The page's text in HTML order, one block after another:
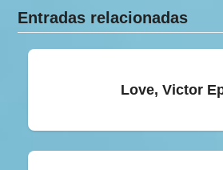
Entradas relacionadas
Love, Victor